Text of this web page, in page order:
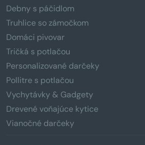
Debny s páčidlom
Truhlice so zámočkom
Domáci pivovar
Tričká s potlačou
Personalizované darčeky
Pollitre s potlačou
Vychytávky & Gadgety
Drevené voňajúce kytice
Vianočné darčeky